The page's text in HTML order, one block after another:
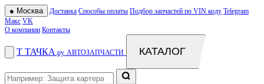
● Москва Доставка Способы оплаты Подбор запчастей по VIN коду Telegram
Макс VK
О компании Контакты
Т ТАЧКА .ру АВТОЗАПЧАСТИ КАТАЛОГ